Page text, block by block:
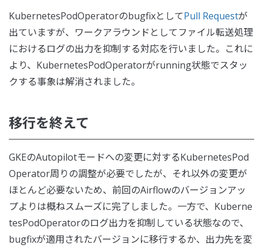
KubernetesPodOperatorのbugfixとしてPull Requestが
出ていますが、ワークアラウンドとしてファイル転送処理
におけるログの出力を抑制する対応を行いました。これに
より、KubernetesPodOperatorがrunning状態でスタッ
クする事象は解消されました。
移行を終えて
GKEのAutopilotモードへの変更に対するKubernetesPod
Operator周りの調整が必要でしたが、それ以外の変更が
ほとんど必要ないため、前回のAirflowのバージョンアッ
プよりは概ねスムーズに完了しました。一方で、Kuberne
tesPodOperatorのログ出力を抑制している状態なので、
bugfixが適用されたバージョンに移行するか、出力先を変